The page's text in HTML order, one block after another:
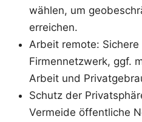
wählen, um
erreichen.
Arbeit remote:
Firmennetzwerk, ggf.
Arbeit und
Schutz der
Vermeide öffentliche